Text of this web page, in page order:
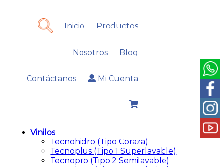
Inicio Productos
Nosotros Blog
Contáctanos Mi Cuenta
Vinilos
Tecnohidro (Tipo Coraza)
Tecnoplus (Tipo 1 Superlavable)
Tecnopro (Tipo 2 Semilavable)